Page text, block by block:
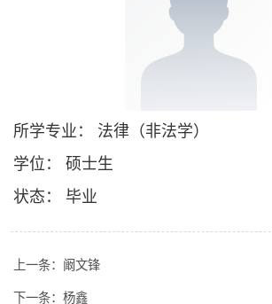
所学专业： 法律（非法学）
学位： 硕士生
状态： 毕业
上一条： 阚文锋
下一条： 杨鑫